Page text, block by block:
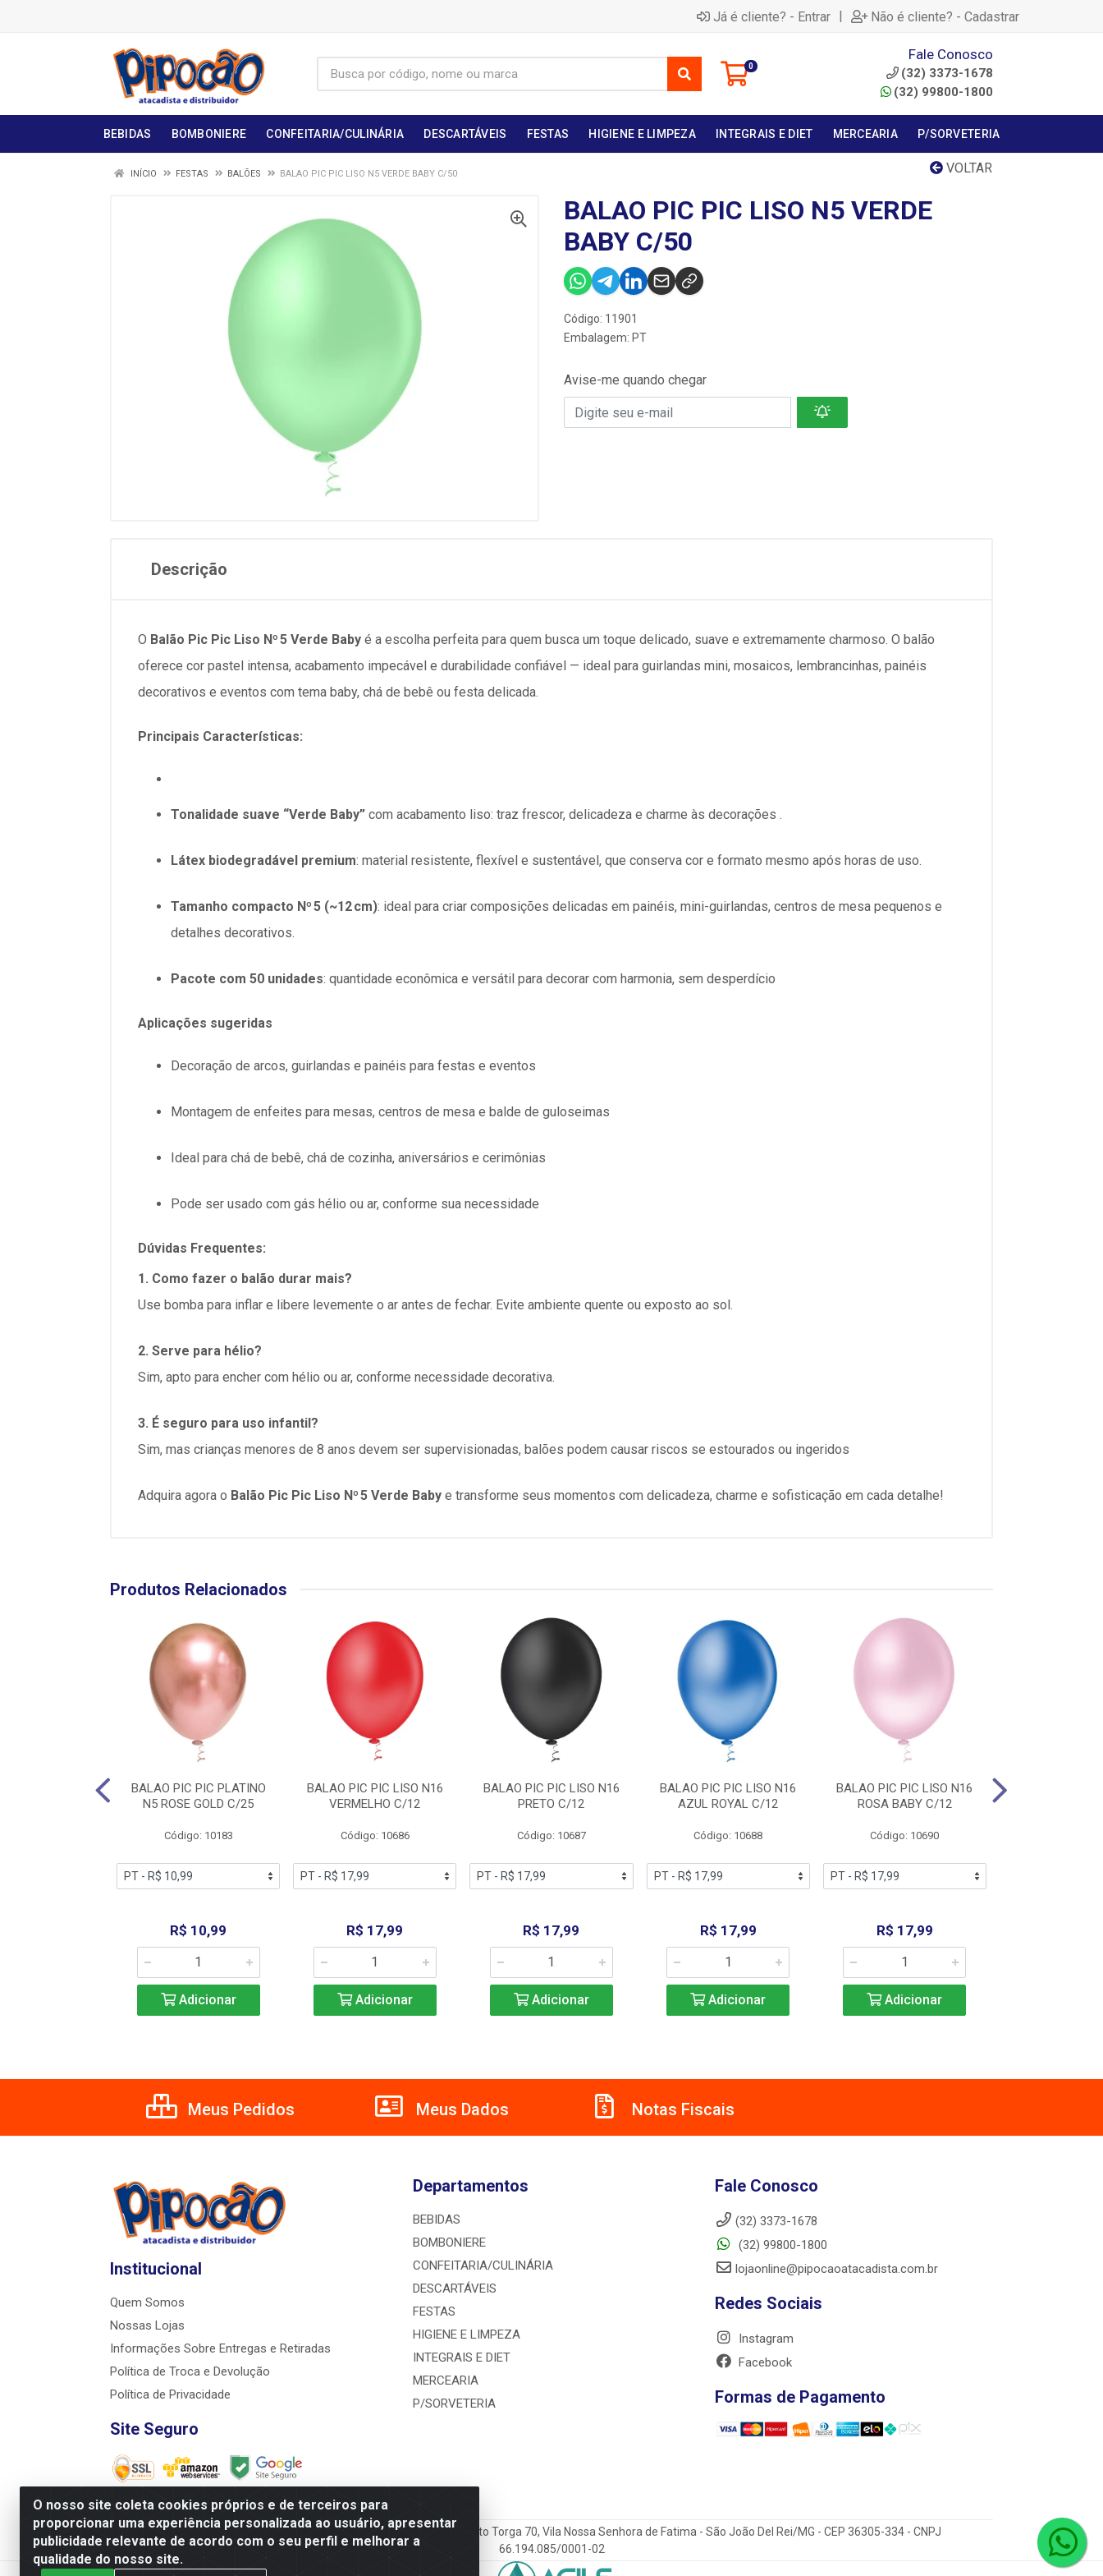
Já é cliente? - Entrar | Não é cliente? - Cadastrar
0
Fale Conosco
(32) 3373-1678
(32) 99800-1800
BEBIDAS BOMBONIERE CONFEITARIA/CULINÁRIA DESCARTÁVEIS FESTAS HIGIENE E LIMPEZA INTEGRAIS E DIET MERCEARIA P/SORVETERIA
VOLTAR
INÍCIO FESTAS BALÕES BALAO PIC PIC LISO N5 VERDE BABY C/50
BALAO PIC PIC LISO N5 VERDE
BABY C/50
Código: 11901
Embalagem: PT
Avise-me quando chegar
Descrição
O Balão Pic Pic Liso Nº 5 Verde Baby é a escolha perfeita para quem busca um toque delicado, suave e extremamente charmoso. O balão
oferece cor pastel intensa, acabamento impecável e durabilidade confiável — ideal para guirlandas mini, mosaicos, lembrancinhas, painéis
decorativos e eventos com tema baby, chá de bebê ou festa delicada.
Principais Características:
Tonalidade suave “Verde Baby” com acabamento liso: traz frescor, delicadeza e charme às decorações .
Látex biodegradável premium: material resistente, flexível e sustentável, que conserva cor e formato mesmo após horas de uso.
Tamanho compacto Nº 5 (~12 cm): ideal para criar composições delicadas em painéis, mini-guirlandas, centros de mesa pequenos e
detalhes decorativos.
Pacote com 50 unidades: quantidade econômica e versátil para decorar com harmonia, sem desperdício
Aplicações sugeridas
Decoração de arcos, guirlandas e painéis para festas e eventos
Montagem de enfeites para mesas, centros de mesa e balde de guloseimas
Ideal para chá de bebê, chá de cozinha, aniversários e cerimônias
Pode ser usado com gás hélio ou ar, conforme sua necessidade
Dúvidas Frequentes:
1. Como fazer o balão durar mais?
Use bomba para inflar e libere levemente o ar antes de fechar. Evite ambiente quente ou exposto ao sol.
2. Serve para hélio?
Sim, apto para encher com hélio ou ar, conforme necessidade decorativa.
3. É seguro para uso infantil?
Sim, mas crianças menores de 8 anos devem ser supervisionadas, balões podem causar riscos se estourados ou ingeridos
Adquira agora o Balão Pic Pic Liso Nº 5 Verde Baby e transforme seus momentos com delicadeza, charme e sofisticação em cada detalhe!
Produtos Relacionados
BALAO PIC PIC PLATINO
N5 ROSE GOLD C/25
Código: 10183
R$ 10,99
Adicionar
BALAO PIC PIC LISO N16
VERMELHO C/12
Código: 10686
R$ 17,99
Adicionar
BALAO PIC PIC LISO N16
PRETO C/12
Código: 10687
R$ 17,99
Adicionar
BALAO PIC PIC LISO N16
AZUL ROYAL C/12
Código: 10688
R$ 17,99
Adicionar
BALAO PIC PIC LISO N16
ROSA BABY C/12
Código: 10690
R$ 17,99
Adicionar
O nosso site coleta cookies próprios e de terceiros para
proporcionar uma experiência personalizada ao usuário, apresentar
publicidade relevante de acordo com o seu perfil e melhorar a
qualidade do nosso site.
Meus Pedidos Meus Dados Notas Fiscais
Institucional
Quem Somos
Nossas Lojas
Informações Sobre Entregas e Retiradas
Política de Troca e Devolução
Política de Privacidade
Site Seguro
Departamentos
BEBIDAS
BOMBONIERE
CONFEITARIA/CULINÁRIA
DESCARTÁVEIS
FESTAS
HIGIENE E LIMPEZA
INTEGRAIS E DIET
MERCEARIA
P/SORVETERIA
Fale Conosco
(32) 3373-1678
(32) 99800-1800
lojaonline@pipocaoatacadista.com.br
Redes Sociais
Instagram
Facebook
Formas de Pagamento
JRS Distribuição e Logística LTDA - Rua Antônio do Sacramento Torga 70, Vila Nossa Senhora de Fatima - São João Del Rei/MG - CEP 36305-334 - CNPJ
66.194.085/0001-02